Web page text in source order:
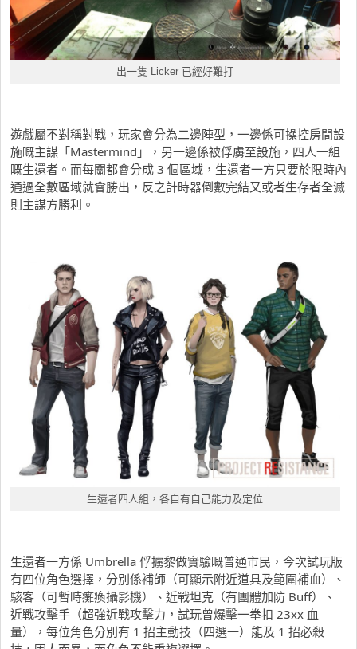
出一隻 Licker 已經好難打
遊戲屬不對稱對戰，玩家會分為二邊陣型，一邊係可操控房間設
施嘅主謀「Mastermind」，另一邊係被俘虜至設施，四人一組
嘅生還者。而每關都會分成 3 個區域，生還者一方只要於限時內
通過全數區域就會勝出，反之計時器倒數完結又或者生存者全滅
則主謀方勝利。
生還者四人組，各自有自己能力及定位
生還者一方係 Umbrella 俘擄黎做實驗嘅普通市民，今次試玩版
有四位角色選擇，分別係補師（可顯示附近道具及範圍補血）、
駭客（可暫時癱瘓攝影機）、近戰坦克（有團體加防 Buff）、
近戰攻擊手（超強近戰攻擊力，試玩曾爆擊一拳扣 23xx 血
量），每位角色分別有 1 招主動技（四選一）能及 1 招必殺